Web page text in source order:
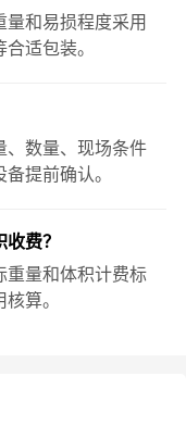
量和易损程度采用
适包装。
、数量、现场条件
提前确认。
费？
重量和体积计费标
算。